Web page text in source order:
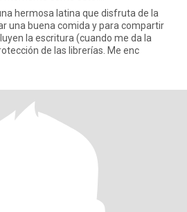
hermosa latina que disfruta de la
una buena comida y para compartir
de las librerías. Me enc